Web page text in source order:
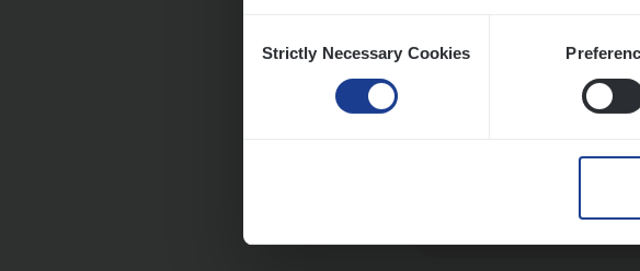
Selection
Strictly Necessary Cookies
Insurance Operations